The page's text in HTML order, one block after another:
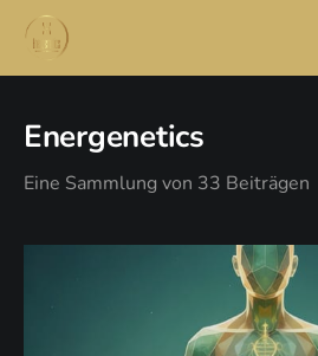
Energenetics
Eine Sammlung von 33 Beiträgen